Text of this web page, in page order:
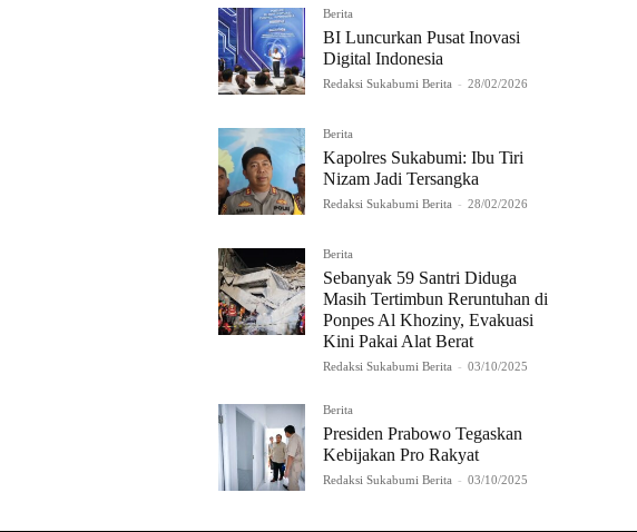
Berita
BI Luncurkan Pusat Inovasi
Digital Indonesia
Redaksi Sukabumi Berita - 28/02/2026
Berita
Kapolres Sukabumi: Ibu Tiri
Nizam Jadi Tersangka
Redaksi Sukabumi Berita - 28/02/2026
Berita
Sebanyak 59 Santri Diduga
Masih Tertimbun Reruntuhan di
Ponpes Al Khoziny, Evakuasi
Kini Pakai Alat Berat
Redaksi Sukabumi Berita - 03/10/2025
Berita
Presiden Prabowo Tegaskan
Kebijakan Pro Rakyat
Redaksi Sukabumi Berita - 03/10/2025